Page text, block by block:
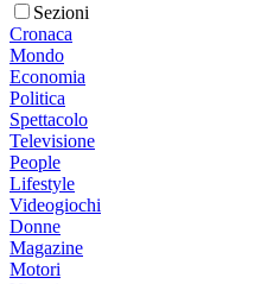
Sezioni
Cronaca
Mondo
Economia
Politica
Spettacolo
Televisione
People
Lifestyle
Videogiochi
Donne
Magazine
Motori